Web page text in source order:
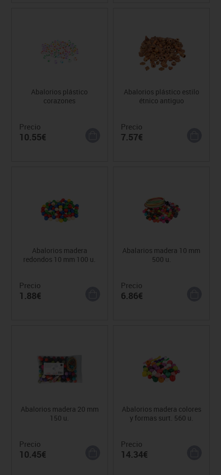
Abalorios plástico
corazones
Precio
10.55€
Abalorios plástico estilo
étnico antiguo
Precio
7.57€
Abalorios madera
redondos 10 mm 100 u.
Precio
1.88€
Abalarios madera 10 mm
500 u.
Precio
6.86€
Abalorios madera 20 mm
150 u.
Precio
10.45€
Abalorios madera colores
y formas surt. 560 u.
Precio
14.34€